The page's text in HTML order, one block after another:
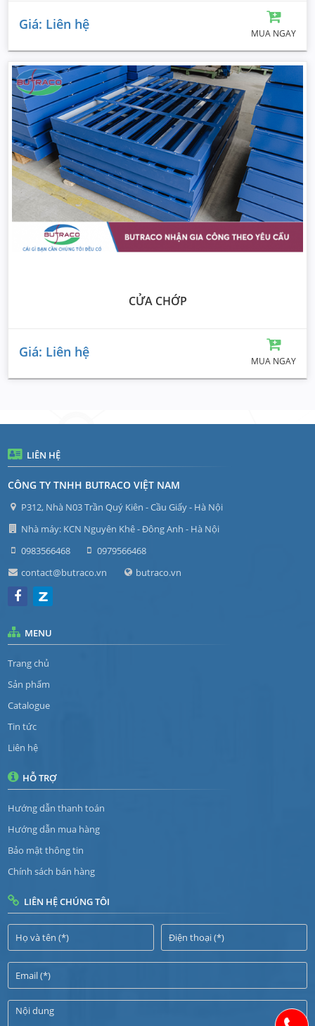
Giá: Liên hệ
MUA NGAY
CỬA CHỚP
Giá: Liên hệ
MUA NGAY
LIÊN HỆ
CÔNG TY TNHH BUTRACO VIỆT NAM
P312, Nhà N03 Trần Quý Kiên - Cầu Giấy - Hà Nội
Nhà máy: KCN Nguyên Khê - Đông Anh - Hà Nội
0983566468
0979566468
contact@butraco.vn
butraco.vn
MENU
Trang chủ
Sản phẩm
Catalogue
Tin tức
Liên hệ
HỖ TRỢ
Hướng dẫn thanh toán
Hướng dẫn mua hàng
Bảo mật thông tin
Chính sách bán hàng
LIÊN HỆ CHÚNG TÔI